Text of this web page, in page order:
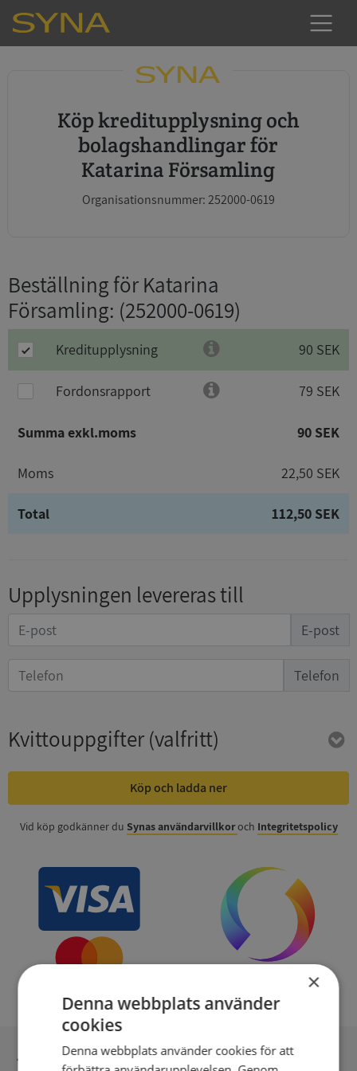
Köp kreditupplysning och
bolagshandlingar för
Katarina Församling
Organisationsnummer: 252000-0619
Beställning för Katarina
Församling: (252000-0619)
Kreditupplysning 90 SEK
Fordonsrapport 79 SEK
Summa exkl.moms 90 SEK
Moms 22,50 SEK
Total 112,50 SEK
Upplysningen levereras till
E-post
Telefon
Kvittouppgifter(valfritt)
Köp och ladda ner
Vid köp godkänner du Synas användarvillkoroch Integritetspolicy
Inga kopior till omfrågad
×
Denna webbplats använder
cookies
Denna webbplats använder cookies för att